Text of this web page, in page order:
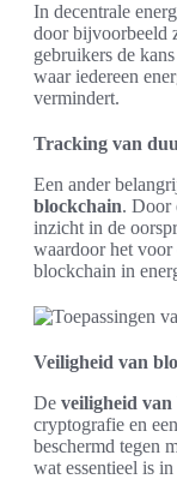
In decentrale
door bijvoorbeeld
gebruikers de
waar iedereen
vermindert.
Tracking van
Een ander
blockchain. Door
inzicht in de
waardoor het
blockchain in
Veiligheid van
De veiligheid
cryptografie en
beschermd tegen
wat essentieel is